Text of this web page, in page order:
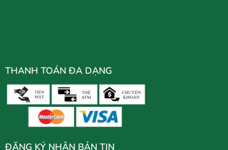
THANH TOÁN ĐA DẠNG
ĐĂNG KÝ NHẬN BẢN TIN